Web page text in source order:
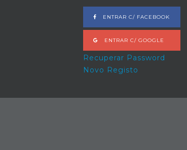
ENTRAR C/ FACEBOOK
ENTRAR C/ GOOGLE
Recuperar Password
Novo Registo